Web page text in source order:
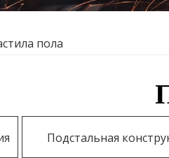
пола
Подстальная